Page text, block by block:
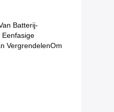
Batterij-
Eenfasige
VergrendelenOm